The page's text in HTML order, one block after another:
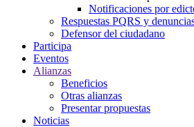
Notificaciones por
Respuestas PQRS y
Defensor del ciudadano
Participa
Eventos
Alianzas
Beneficios
Otras alianzas
Presentar propuestas
Noticias